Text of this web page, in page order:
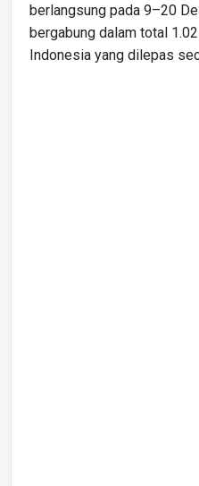
berlangsung pada 9–20
bergabung dalam total
Indonesia yang dilepas